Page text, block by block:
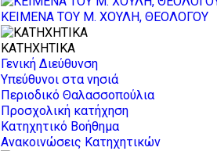
ΚΕΙΜΕΝΑ ΤΟΥ Μ. ΧΟΥΛΗ, ΘΕΟΛΟΓΟΥ
ΚΑΤΗΧΗΤΙΚΑ
Γενική Διεύθυνση
Υπεύθυνοι στα νησιά
Περιοδικό Θαλασσοπούλια
Προσχολική κατήχηση
Κατηχητικό Βοήθημα
Ανακοινώσεις Κατηχητικών